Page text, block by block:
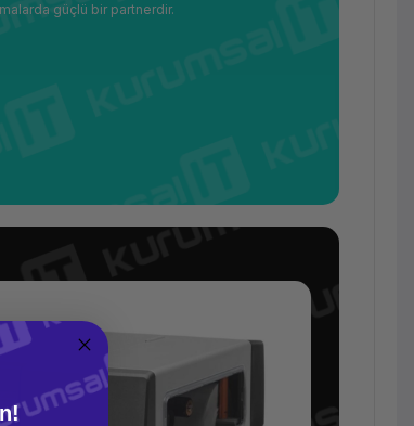
güçlü bir partnerdir.